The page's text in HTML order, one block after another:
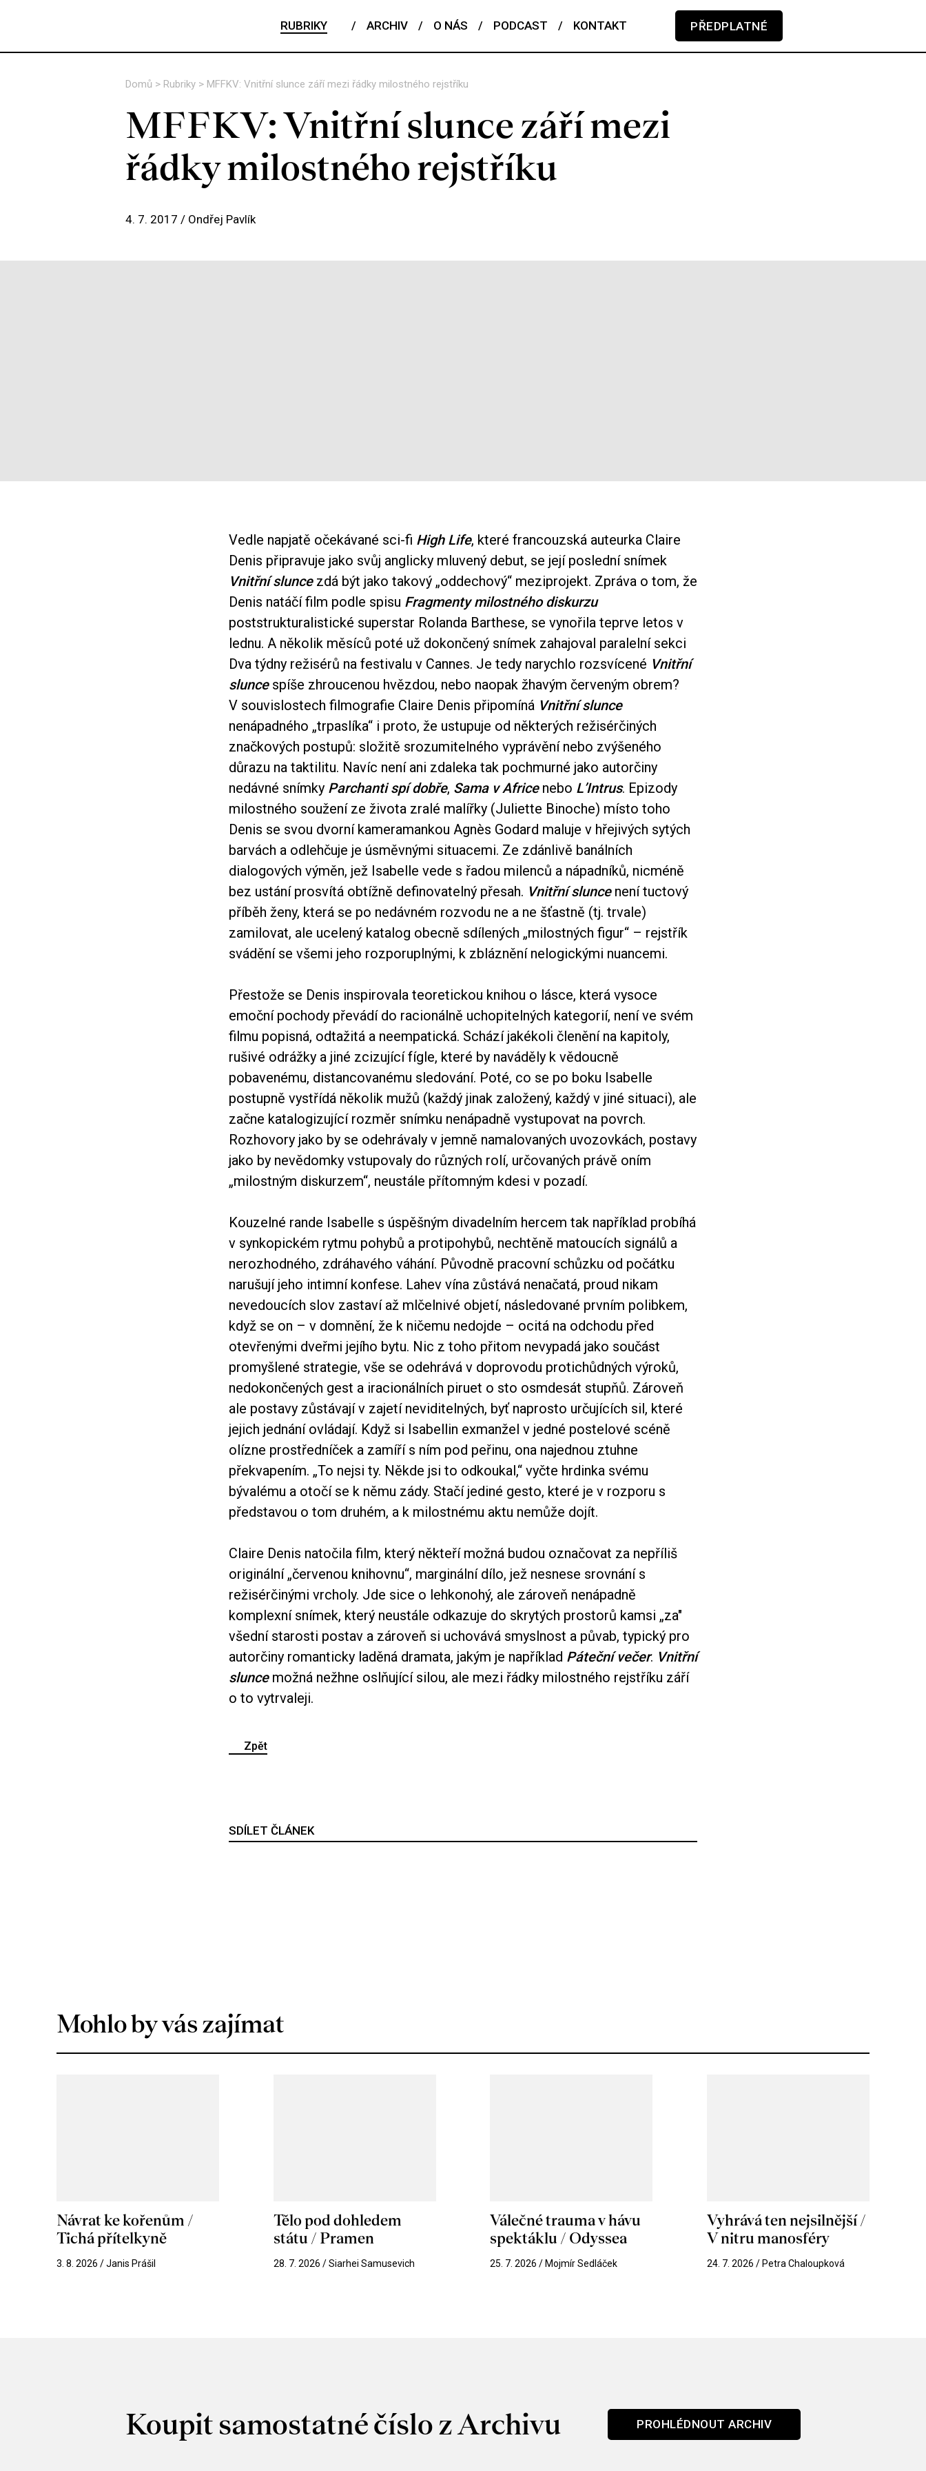
RUBRIKY / ARCHIV / O NÁS / PODCAST / KONTAKT PŘEDPLATNÉ
Domů > Rubriky > MFFKV: Vnitřní slunce září mezi řádky milostného rejstříku
MFFKV: Vnitřní slunce září mezi
řádky milostného rejstříku
4. 7. 2017 / Ondřej Pavlík
Vedle napjatě očekávané sci-fi High Life, které francouzská auteurka Claire
Denis připravuje jako svůj anglicky mluvený debut, se její poslední snímek
Vnitřní sluncezdá být jako takový „oddechový“ meziprojekt. Zpráva o tom, že
Denis natáčí film podle spisu Fragmenty milostného diskurzu
poststrukturalistické superstar Rolanda Barthese, se vynořila teprve letos v
lednu. A několik měsíců poté už dokončený snímek zahajoval paralelní sekci
Dva týdny režisérů na festivalu v Cannes. Je tedy narychlo rozsvícené Vnitřní
sluncespíše zhroucenou hvězdou, nebo naopak žhavým červeným obrem?
V souvislostech filmografie Claire Denis připomíná Vnitřní slunce
nenápadného „trpaslíka“ i proto, že ustupuje od některých režisérčiných
značkových postupů: složitě srozumitelného vyprávění nebo zvýšeného
důrazu na taktilitu. Navíc není ani zdaleka tak pochmurné jako autorčiny
nedávné snímky Parchanti spí dobře, Sama v Africenebo L’Intrus. Epizody
milostného soužení ze života zralé malířky (Juliette Binoche) místo toho
Denis se svou dvorní kameramankou Agnès Godard maluje v hřejivých sytých
barvách a odlehčuje je úsměvnými situacemi. Ze zdánlivě banálních
dialogových výměn, jež Isabelle vede s řadou milenců a nápadníků, nicméně
bez ustání prosvítá obtížně definovatelný přesah. Vnitřní sluncenení tuctový
příběh ženy, která se po nedávném rozvodu ne a ne šťastně (tj. trvale)
zamilovat, ale ucelený katalog obecně sdílených „milostných figur“ – rejstřík
svádění se všemi jeho rozporuplnými, k zbláznění nelogickými nuancemi.
Přestože se Denis inspirovala teoretickou knihou o lásce, která vysoce
emoční pochody převádí do racionálně uchopitelných kategorií, není ve svém
filmu popisná, odtažitá a neempatická. Schází jakékoli členění na kapitoly,
rušivé odrážky a jiné zcizující fígle, které by naváděly k vědoucně
pobavenému, distancovanému sledování. Poté, co se po boku Isabelle
postupně vystřídá několik mužů (každý jinak založený, každý v jiné situaci), ale
začne katalogizující rozměr snímku nenápadně vystupovat na povrch.
Rozhovory jako by se odehrávaly v jemně namalovaných uvozovkách, postavy
jako by nevědomky vstupovaly do různých rolí, určovaných právě oním
„milostným diskurzem“, neustále přítomným kdesi v pozadí.
Kouzelné rande Isabelle s úspěšným divadelním hercem tak například probíhá
v synkopickém rytmu pohybů a protipohybů, nechtěně matoucích signálů a
nerozhodného, zdráhavého váhání. Původně pracovní schůzku od počátku
narušují jeho intimní konfese. Lahev vína zůstává nenačatá, proud nikam
nevedoucích slov zastaví až mlčelnivé objetí, následované prvním polibkem,
když se on – v domnění, že k ničemu nedojde – ocitá na odchodu před
otevřenými dveřmi jejího bytu. Nic z toho přitom nevypadá jako součást
promyšlené strategie, vše se odehrává v doprovodu protichůdných výroků,
nedokončených gest a iracionálních piruet o sto osmdesát stupňů. Zároveň
ale postavy zůstávají v zajetí neviditelných, byť naprosto určujících sil, které
jejich jednání ovládají. Když si Isabellin exmanžel v jedné postelové scéně
olízne prostředníček a zamíří s ním pod peřinu, ona najednou ztuhne
překvapením. „To nejsi ty. Někde jsi to odkoukal,“ vyčte hrdinka svému
bývalému a otočí se k němu zády. Stačí jediné gesto, které je v rozporu s
představou o tom druhém, a k milostnému aktu nemůže dojít.
Claire Denis natočila film, který někteří možná budou označovat za nepříliš
originální „červenou knihovnu“, marginální dílo, jež nesnese srovnání s
režisérčinými vrcholy. Jde sice o lehkonohý, ale zároveň nenápadně
komplexní snímek, který neustále odkazuje do skrytých prostorů kamsi „za"
všední starosti postav a zároveň si uchovává smyslnost a půvab, typický pro
autorčiny romanticky laděná dramata, jakým je například Páteční večer. Vnitřní
sluncemožná nežhne oslňující silou, ale mezi řádky milostného rejstříku září
o to vytrvaleji.
Zpět
SDÍLET ČLÁNEK
Mohlo by vás zajímat
Návrat ke kořenům /
Tichá přítelkyně
3. 8. 2026 / Janis Prášil
Tělo pod dohledem
státu / Pramen
28. 7. 2026 / Siarhei Samusevich
Válečné trauma v hávu
spektáklu / Odyssea
25. 7. 2026 / Mojmír Sedláček
Vyhrává ten nejsilnější /
V nitru manosféry
24. 7. 2026 / Petra Chaloupková
Koupit samostatné číslo z Archivu PROHLÉDNOUT ARCHIV